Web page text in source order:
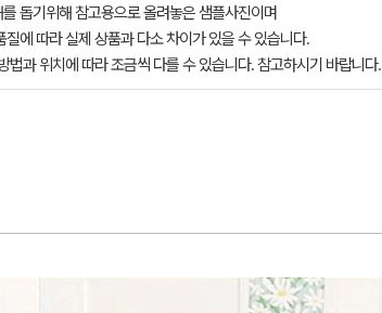
돕기위해 참고용으로 올려놓은 샘플사진이며
에 따라 실제 상품과 다소 차이가 있을 수 있습니다.
법과 위치에 따라 조금씩 다를 수 있습니다. 참고하시기 바랍니다.